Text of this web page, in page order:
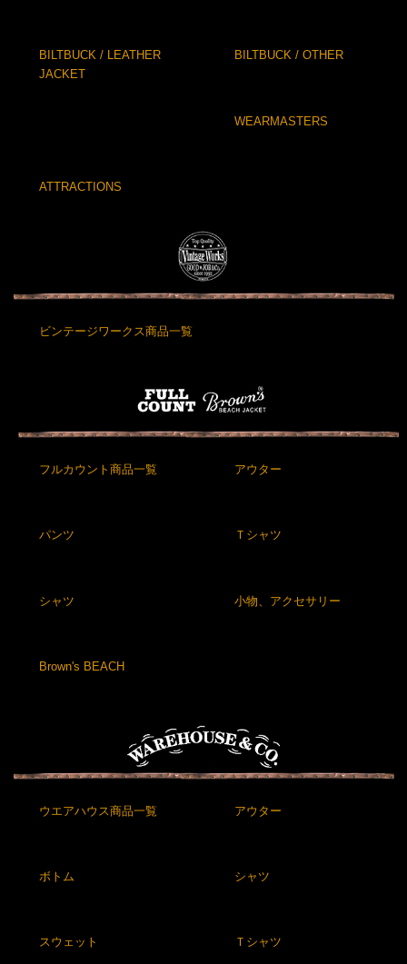
BILTBUCK / LEATHER
JACKET
BILTBUCK / OTHER
WEARMASTERS
ATTRACTIONS
ビンテージワークス商品一覧
フルカウント商品一覧 アウター
パンツ Ｔシャツ
シャツ 小物、アクセサリー
Brown's BEACH
ウエアハウス商品一覧 アウター
ボトム シャツ
スウェット Ｔシャツ